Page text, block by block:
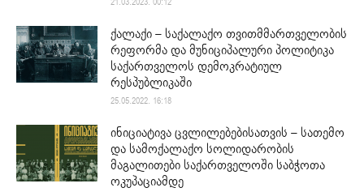
ქალაქი – საქალაქო თვითმმართველობის
რეფორმა და მუნიციპალური პოლიტიკა
საქართველოს დემოკრატიულ
რესპუბლიკაში
25.05.2022. 16:18
ინიციატივა ცვლილებებისათვის – სათემო
და სამოქალაქო სოლიდარობის
მაგალითები საქართველოში საბჭოთა
ოკუპაციამდე